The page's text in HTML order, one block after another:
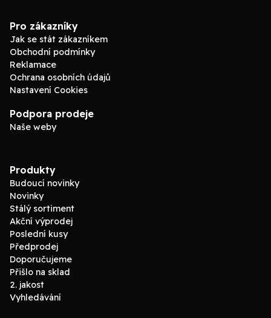
Pro zákazníky
Jak se stát zákazníkem
Obchodní podmínky
Reklamace
Ochrana osobních údajů
Nastavení Cookies
Podpora prodeje
Naše weby
Produkty
Budoucí novinky
Novinky
Stálý sortiment
Akční výprodej
Poslední kusy
Předprodej
Doporučujeme
Přišlo na sklad
2. jakost
Vyhledávání